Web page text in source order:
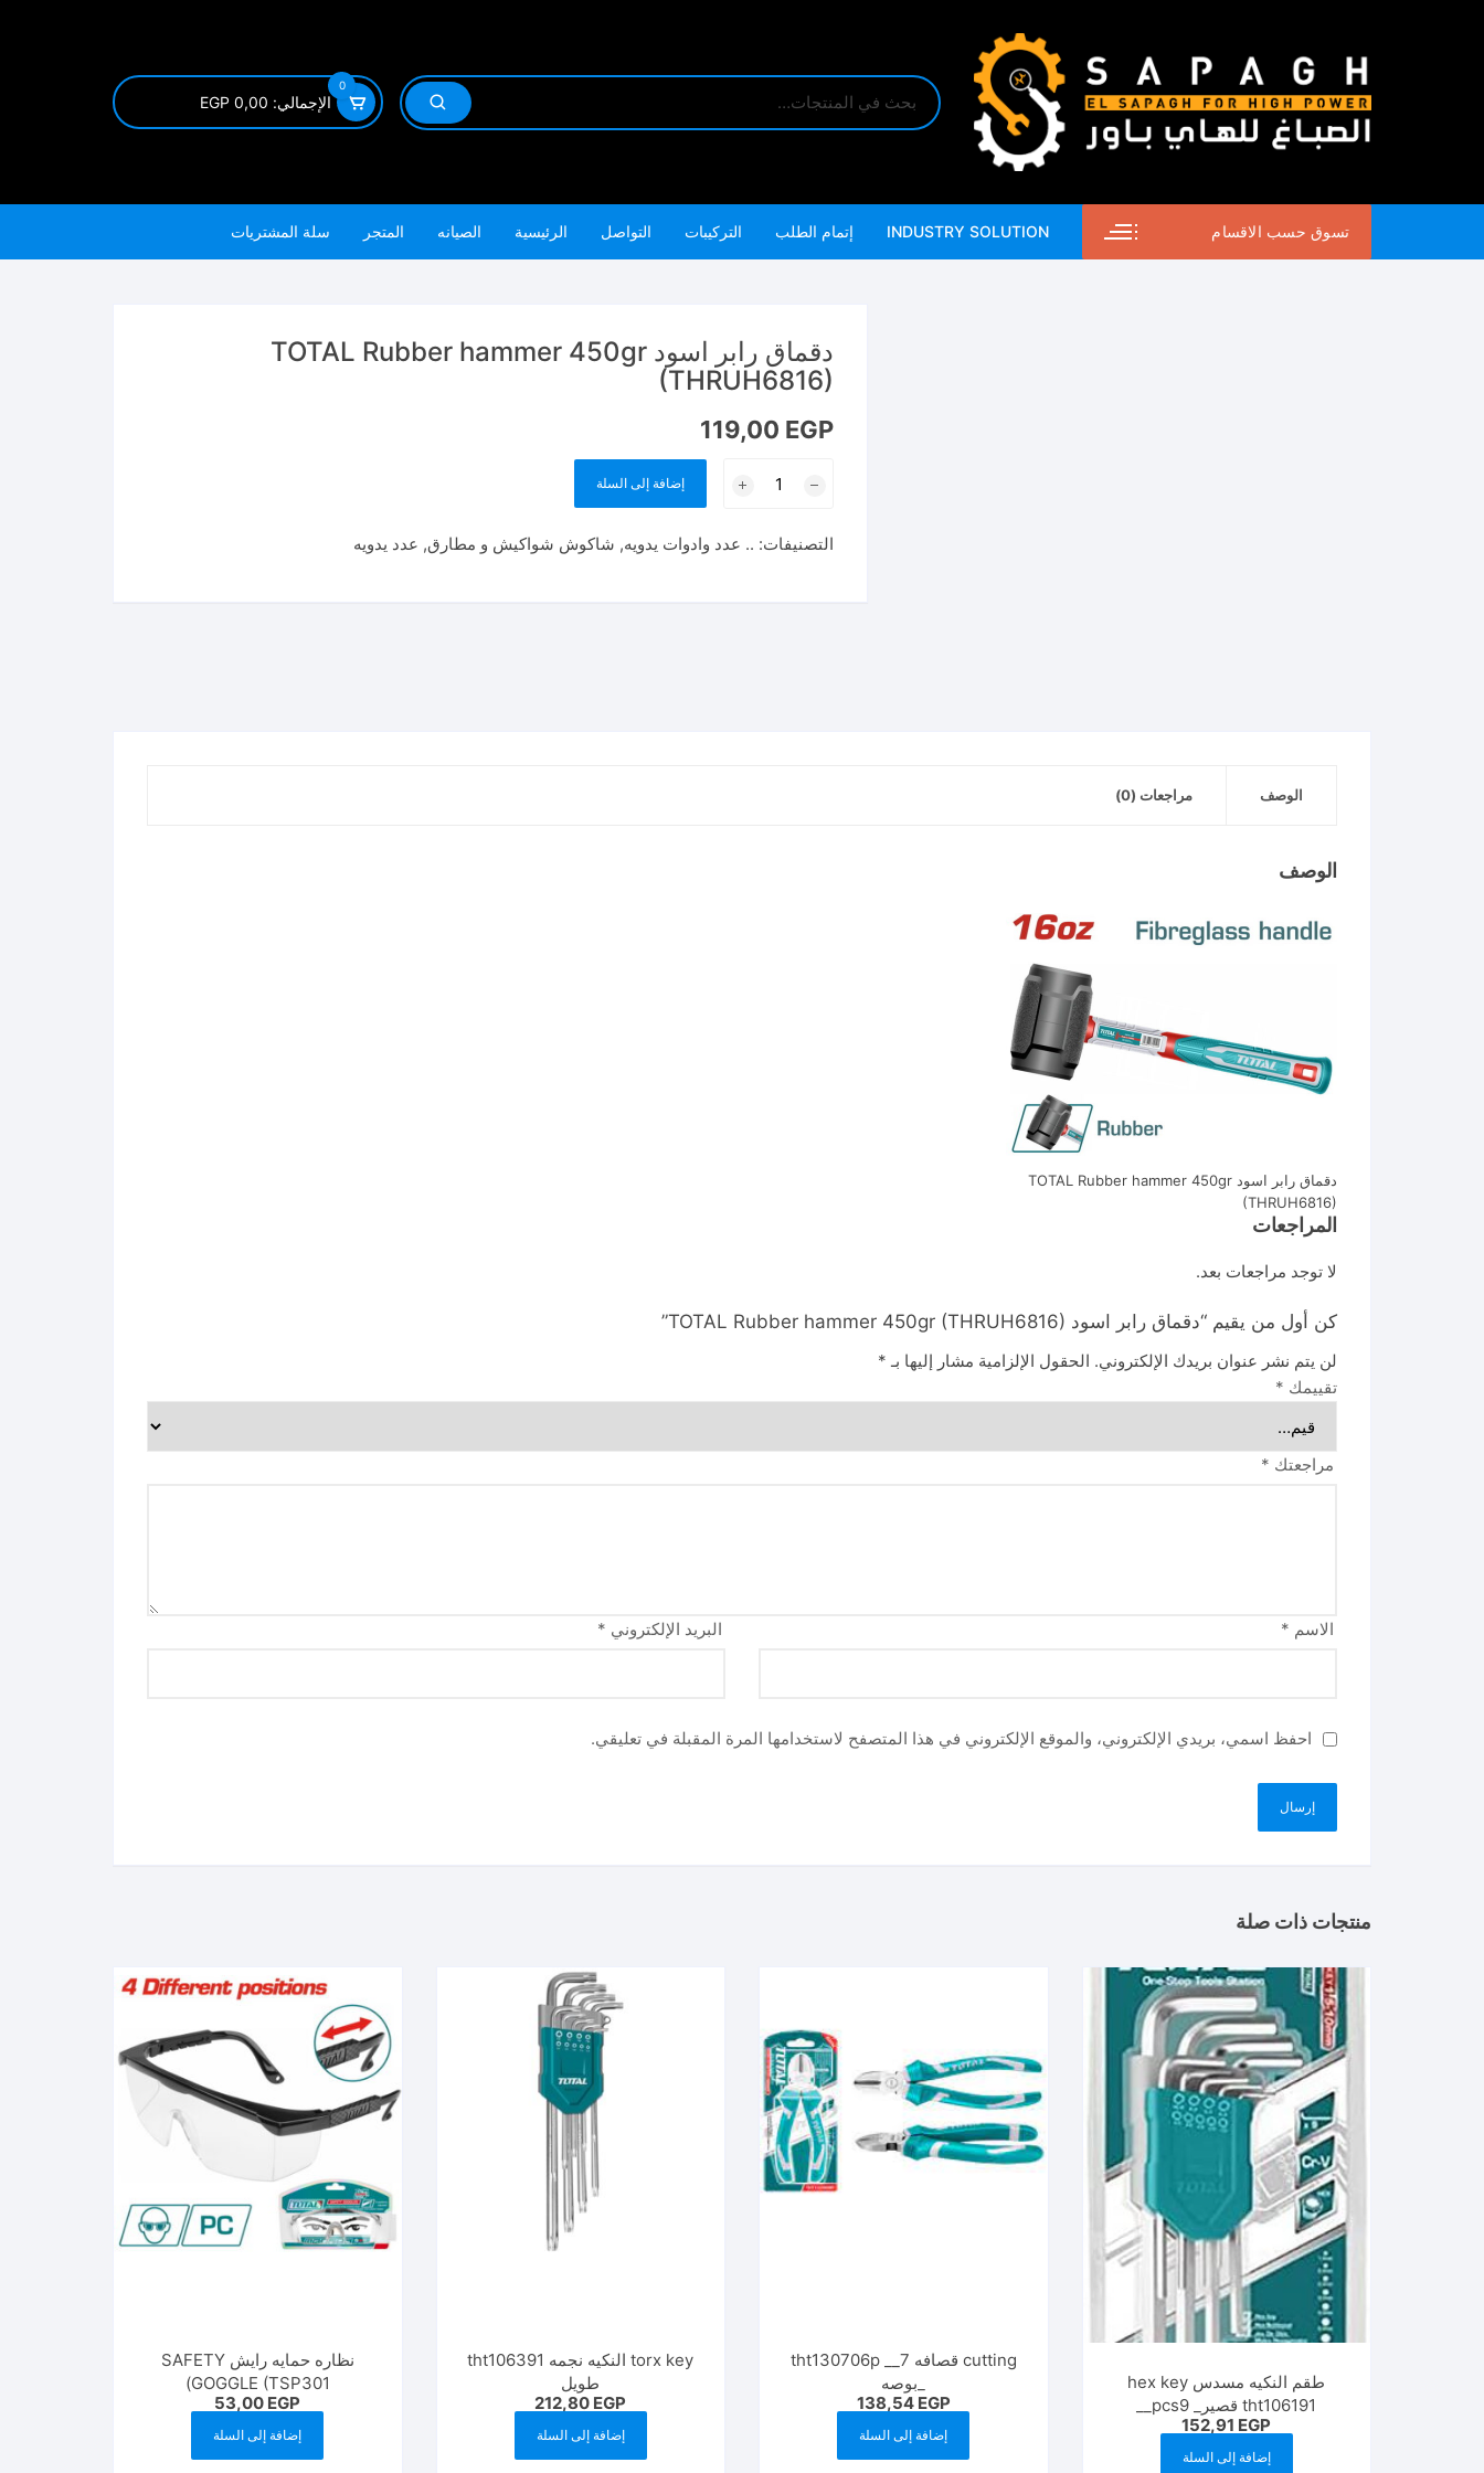
0
الإجمالي: 0,00
EGP
تسوق حسب الاقسام INDUSTRY SOLUTION إتمام الطلب التركيبات التواصل الرئيسية الصيانه المتجر سلة المشتريات
دقماق رابر اسود TOTAL Rubber hammer 450gr
(THRUH6816)
119,00 EGP
اسود
إضافة إلى السلة
التصنيفات: .. عدد وادوات يدويه, شاكوش شواكيش و مطارق, عدد يدويه
الوصف مراجعات (0)
الوصف
دقماق رابر اسود TOTAL Rubber hammer 450gr
(THRUH6816)
المراجعات
لا توجد مراجعات بعد.
كن أول من يقيم “دقماق رابر اسود TOTAL Rubber hammer 450gr (THRUH6816)”
لن يتم نشر عنوان بريدك الإلكتروني. الحقول الإلزامية مشار إليها بـ *
تقييمك *
مراجعتك *
الاسم * البريد الإلكتروني *
احفظ اسمي، بريدي الإلكتروني، والموقع الإلكتروني في هذا المتصفح لاستخدامها المرة المقبلة في تعليقي.
منتجات ذات صلة
طقم النكيه مسدس hex key
tht106191 قصير_ pcs9__
152,91 EGP
إضافة إلى السلة
cutting قصافه tht130706p __7
_بوصه
138,54 EGP
إضافة إلى السلة
torx key النكيه نجمه tht106391
طويل
212,80 EGP
إضافة إلى السلة
نظاره حمايه رايش SAFETY
GOGGLE (TSP301)
53,00 EGP
إضافة إلى السلة